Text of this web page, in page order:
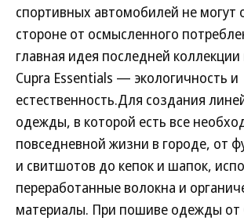
спортивных автомобилей не могут
стороне от осмысленного
главная идея последней
Cupra Essentials — экологичность и
естественность.Для создания
одежды, в которой есть все
повседневной жизни в городе, от
и свитшотов до кепок и шапок,
переработанные волокна и
материалы. При пошиве одежды от